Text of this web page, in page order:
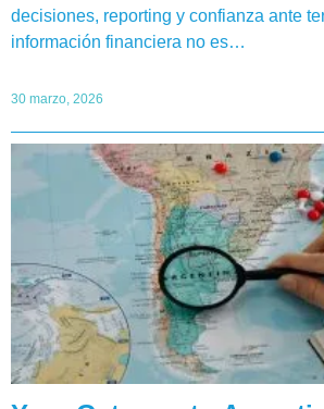
decisiones, reporting y confianza ante
información financiera no es…
30 marzo, 2026